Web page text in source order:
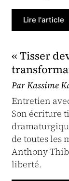
Lire l'article
« Tisser
Par Kassime
Entretien
Son écriture
de toutes les
Anthony
liberté.